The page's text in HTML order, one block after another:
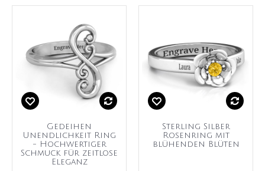
Gedeihen
Unendlichkeit Ring
- Hochwertiger
Schmuck für zeitlose
Eleganz
Sterling Silber
Rosenring mit
blühenden Blüten